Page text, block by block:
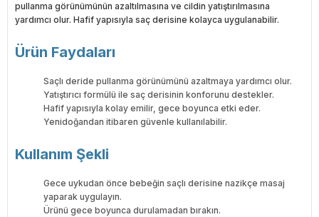
pullanma görünümünün azaltılmasına ve cildin yatıştırılmasına
yardımcı olur. Hafif yapısıyla saç derisine kolayca uygulanabilir.
Ürün Faydaları
Saçlı deride pullanma görünümünü azaltmaya yardımcı olur.
Yatıştırıcı formülü ile saç derisinin konforunu destekler.
Hafif yapısıyla kolay emilir, gece boyunca etki eder.
Yenidoğandan itibaren güvenle kullanılabilir.
Kullanım Şekli
Gece uykudan önce bebeğin saçlı derisine nazikçe masaj
yaparak uygulayın.
Ürünü gece boyunca durulamadan bırakın.